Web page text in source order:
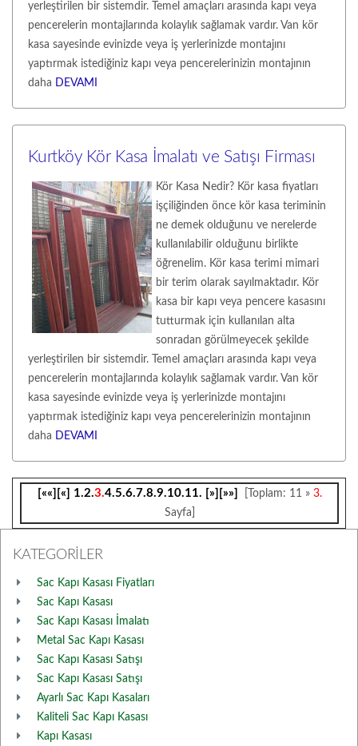
yerleştirilen bir sistemdir. Temel amaçları arasında kapı veya
pencerelerin montajlarında kolaylık sağlamak vardır. Van kör
kasa sayesinde evinizde veya iş yerlerinizde montajını
yaptırmak istediğiniz kapı veya pencerelerinizin montajının
daha DEVAMI
Kurtköy Kör Kasa İmalatı ve Satışı Firması
Kör Kasa Nedir? Kör kasa fiyatları
işçiliğinden önce kör kasa teriminin
ne demek olduğunu ve nerelerde
kullanılabilir olduğunu birlikte
öğrenelim. Kör kasa terimi mimari
bir terim olarak sayılmaktadır. Kör
kasa bir kapı veya pencere kasasını
tutturmak için kullanılan alta
sonradan görülmeyecek şekilde
yerleştirilen bir sistemdir. Temel amaçları arasında kapı veya
pencerelerin montajlarında kolaylık sağlamak vardır. Van kör
kasa sayesinde evinizde veya iş yerlerinizde montajını
yaptırmak istediğiniz kapı veya pencerelerinizin montajının
daha DEVAMI
[««] [«] 1.2.3.4.5.6.7.8.9.10.11. [»] [»»] [Toplam: 11 » 3.
Sayfa]
KATEGORİLER
Sac Kapı Kasası Fiyatları
Sac Kapı Kasası
Sac Kapı Kasası İmalatı
Metal Sac Kapı Kasası
Sac Kapı Kasası Satışı
Sac Kapı Kasası Satışı
Ayarlı Sac Kapı Kasaları
Kaliteli Sac Kapı Kasası
Kapı Kasası